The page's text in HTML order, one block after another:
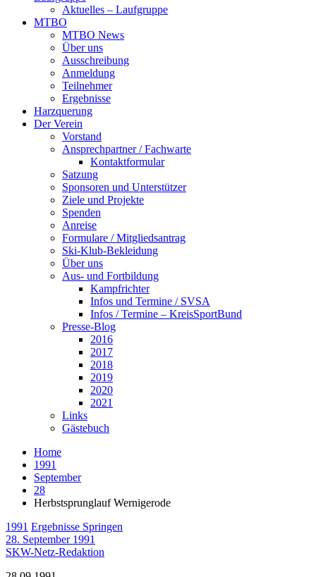
Aktuelles – Laufgruppe
MTBO
MTBO News
Über uns
Ausschreibung
Anmeldung
Teilnehmer
Ergebnisse
Harzquerung
Der Verein
Vorstand
Ansprechpartner / Fachwarte
Kontaktformular
Satzung
Sponsoren und Unterstützer
Ziele und Projekte
Spenden
Anreise
Formulare / Mitgliedsantrag
Ski-Klub-Bekleidung
Über uns
Aus- und Fortbildung
Kampfrichter
Infos und Termine / SVSA
Infos / Termine – KreisSportBund
Presse-Blog
2016
2017
2018
2019
2020
2021
Links
Gästebuch
Home
1991
September
28
Herbstsprunglauf Wernigerode
1991 Ergebnisse Springen
28. September 1991
SKW-Netz-Redaktion